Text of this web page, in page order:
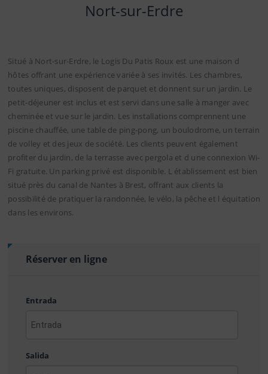
Nort-sur-Erdre
Situé à Nort-sur-Erdre, le Logis Du Patis Roux est une maison d
hôtes offrant une expérience variée à ses invités. Les chambres,
toutes uniques, disposent de parquet et donnent sur un jardin. Le
petit-déjeuner est inclus et est servi dans une salle à manger avec
cheminée et vue sur le jardin. Les installations comprennent une
piscine chauffée, une table de ping-pong, un boulodrome, un terrain
de volley et des jeux de société. Les clients peuvent également
profiter du jardin, de la terrasse avec pergola et d une connexion Wi-
Fi gratuite. Un parking privé est disponible. L établissement est bien
situé près du canal de Nantes à Brest, offrant aux clients la
possibilité de pratiquer la randonnée, le vélo, la pêche et l équitation
dans les environs.
Réserver en ligne
Entrada
AAAA
MM
Salida